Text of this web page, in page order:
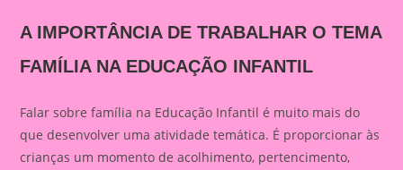
A IMPORTÂNCIA DE TRABALHAR O TEMA
FAMÍLIA NA EDUCAÇÃO INFANTIL
Falar sobre família na Educação Infantil é muito mais do
que desenvolver uma atividade temática. É proporcionar às
crianças um momento de acolhimento, pertencimento,